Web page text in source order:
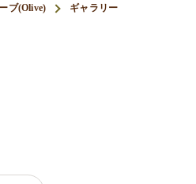
ブ(Olive) ギャラリー